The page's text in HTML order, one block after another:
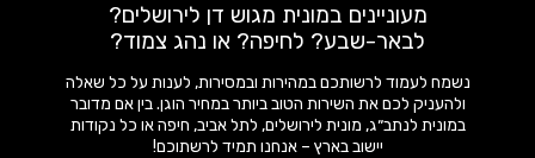
מעוניינים במונית מגוש דן לירושלים?
לבאר-שבע? לחיפה? או נהג צמוד?
נשמח לעמוד לרשותכם במהירות ובמסירות, לענות על כל שאלה
ולהעניק לכם את השירות הטוב ביותר במחיר הוגן. בין אם מדובר
במונית לנתב״ג, מונית לירושלים, לתל אביב, חיפה או כל נקודות
יישוב בארץ – אנחנו תמיד לרשתוכם!